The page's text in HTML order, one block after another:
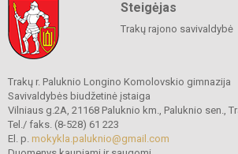
Steigėjas
Trakų rajono savivaldybė
Trakų r. Paluknio Longino Komolovskio gimnazija
Savivaldybės biudžetinė įstaiga
Vilniaus g.2A, 21168 Paluknio km., Paluknio sen.,
Tel./ faks. (8-528) 61 223
El. p. mokykla.paluknio@gmail.com